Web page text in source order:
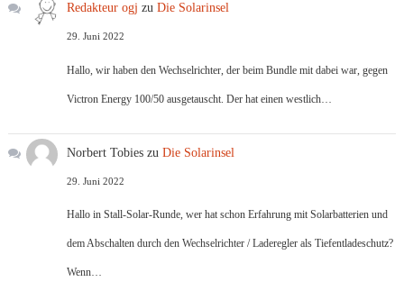
Redakteur ogj zuDie Solarinsel
29. Juni 2022
Hallo, wir haben den Wechselrichter, der beim Bundle mit dabei war, gegen
Victron Energy 100/50 ausgetauscht. Der hat einen westlich…
Norbert Tobies zuDie Solarinsel
29. Juni 2022
Hallo in Stall-Solar-Runde, wer hat schon Erfahrung mit Solarbatterien und
dem Abschalten durch den Wechselrichter / Laderegler als Tiefentladeschutz?
Wenn…